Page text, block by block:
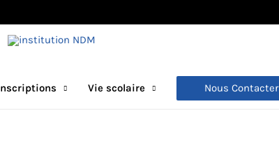
Vie scolaire Nous Contacter